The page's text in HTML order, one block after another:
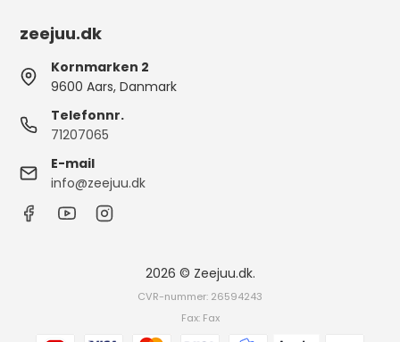
zeejuu.dk
Kornmarken 2
9600 Aars, Danmark
Telefonnr.
71207065
E-mail
info@zeejuu.dk
2026 © Zeejuu.dk.
CVR-nummer: 26594243
Fax: Fax